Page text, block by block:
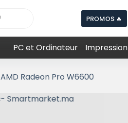
PROMOS 🔥
PC et Ordinateur Impression
AMD Radeon Pro W6600